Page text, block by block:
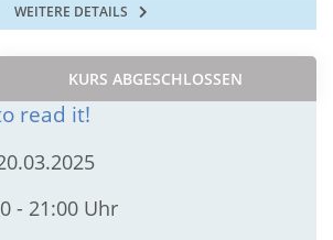
WEITERE DETAILS
KURS ABGESCHLOSSEN
read it!
- 21:00 Uhr